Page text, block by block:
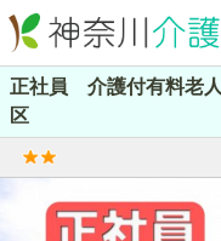
正社員 介護付有料老
区